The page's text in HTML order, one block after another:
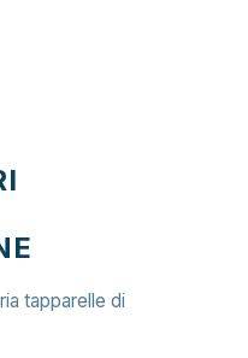
tapparelle di